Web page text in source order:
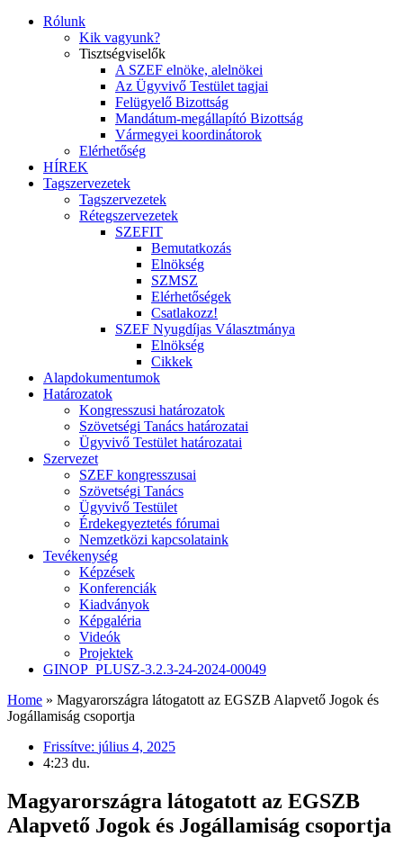
Rólunk
Kik vagyunk?
Tisztségviselők
A SZEF elnöke, alelnökei
Az Ügyvivő Testület tagjai
Felügyelő Bizottság
Mandátum-megállapító Bizottság
Vármegyei koordinátorok
Elérhetőség
HÍREK
Tagszervezetek
Tagszervezetek
Rétegszervezetek
SZEFIT
Bemutatkozás
Elnökség
SZMSZ
Elérhetőségek
Csatlakozz!
SZEF Nyugdíjas Választmánya
Elnökség
Cikkek
Alapdokumentumok
Határozatok
Kongresszusi határozatok
Szövetségi Tanács határozatai
Ügyvivő Testület határozatai
Szervezet
SZEF kongresszusai
Szövetségi Tanács
Ügyvivő Testület
Érdekegyeztetés fórumai
Nemzetközi kapcsolataink
Tevékenység
Képzések
Konferenciák
Kiadványok
Képgaléria
Videók
Projektek
GINOP_PLUSZ-3.2.3-24-2024-00049
Home » Magyarországra látogatott az EGSZB Alapvető Jogok és
Jogállamiság csoportja
Frissítve: július 4, 2025
4:23 du.
Magyarországra látogatott az EGSZB
Alapvető Jogok és Jogállamiság csoportja